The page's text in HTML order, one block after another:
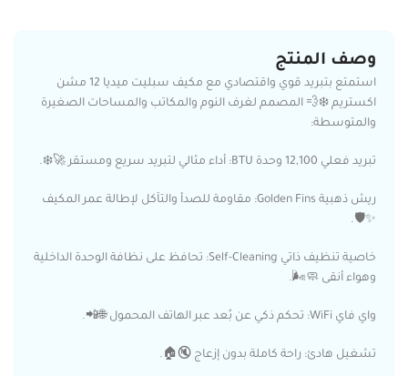
وصف المنتج
استمتع بتبريد قوي واقتصادي مع مكيف سبليت ميديا 12 مشن
اكستريم ❄️💨 المصمم لغرف النوم والمكاتب والمساحات الصغيرة
والمتوسطة:
تبريد فعلي 12,100 وحدة BTU: أداء مثالي لتبريد سريع ومستقر 🚀❄️.
ريش ذهبية Golden Fins: مقاومة للصدأ والتآكل لإطالة عمر المكيف
✨🛡️.
خاصية تنظيف ذاتي Self-Cleaning: تحافظ على نظافة الوحدة الداخلية
وهواء أنقى 🧼🌬️.
واي فاي WiFi: تحكم ذكي عن بُعد عبر الهاتف المحمول 🌐📲.
تشغيل هادئ: راحة كاملة بدون إزعاج 🔇🏠.